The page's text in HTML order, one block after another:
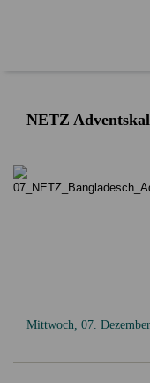
NETZ
Mittwoch, 07.